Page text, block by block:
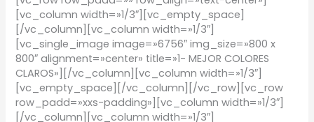
[vc_column width=»1/3″][vc_empty_space]
[/vc_column][vc_column width=»1/3″]
[vc_single_image image=»6756″ img_size=»800 x
800″ alignment=»center» title=»1- MEJOR COLORES
CLAROS»][/vc_column][vc_column width=»1/3″]
[vc_empty_space][/vc_column][/vc_row][vc_row
row_padd=»xxs-padding»][vc_column width=»1/3″]
[/vc_column][vc_column width=»1/3″]